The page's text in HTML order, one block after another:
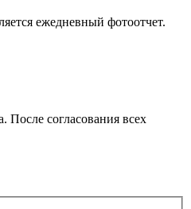
ежедневный фотоотчет.
После согласования всех